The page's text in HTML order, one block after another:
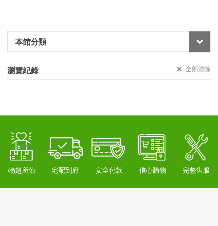
本館分類
瀏覽紀錄 全部清除
物超所值 宅配到府 安全付款 信心購物 完整售服